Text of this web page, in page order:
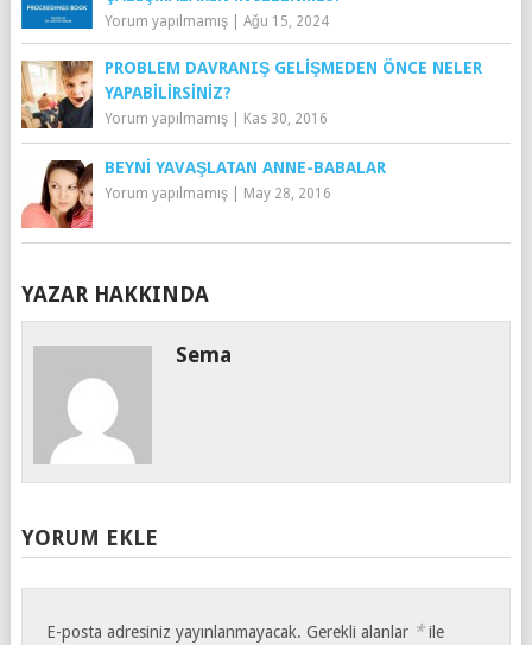
Yorum yapılmamış| Ağu 15, 2024
PROBLEM DAVRANIŞ GELIŞMEDEN ÖNCE NELER
YAPABILIRSINIZ?
Yorum yapılmamış| Kas 30, 2016
BEYNI YAVAŞLATAN ANNE-BABALAR
Yorum yapılmamış| May 28, 2016
YAZAR HAKKINDA
Sema
YORUM EKLE
E-posta adresiniz yayınlanmayacak. Gerekli alanlar *ile